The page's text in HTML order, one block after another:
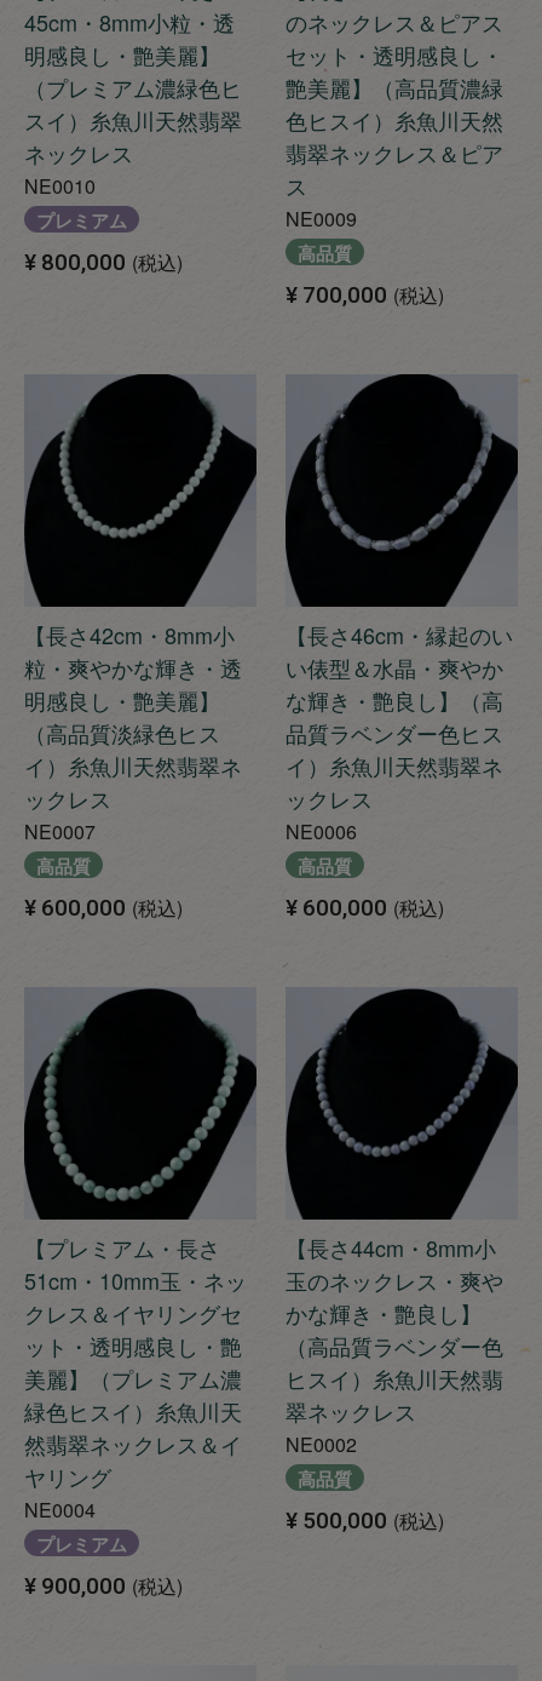
45cm・8mm小粒・透
明感良し・艶美麗】
（プレミアム濃緑色ヒ
スイ）糸魚川天然翡翠
ネックレス
NE0010
プレミアム
¥ 800,000 税込
のネックレス＆ピアス
セット・透明感良し・
艶美麗】（高品質濃緑
色ヒスイ）糸魚川天然
翡翠ネックレス＆ピア
ス
NE0009
高品質
¥ 700,000 税込
【長さ42cm・8mm小
粒・爽やかな輝き・透
明感良し・艶美麗】
（高品質淡緑色ヒス
イ）糸魚川天然翡翠ネ
ックレス
NE0007
高品質
¥ 600,000 税込
【長さ46cm・縁起のい
い俵型＆水晶・爽やか
な輝き・艶良し】（高
品質ラベンダー色ヒス
イ）糸魚川天然翡翠ネ
ックレス
NE0006
高品質
¥ 600,000 税込
【プレミアム・長さ
51cm・10mm玉・ネッ
クレス＆イヤリングセ
ット・透明感良し・艶
美麗】（プレミアム濃
緑色ヒスイ）糸魚川天
然翡翠ネックレス＆イ
ヤリング
NE0004
プレミアム
¥ 900,000 税込
【長さ44cm・8mm小
玉のネックレス・爽や
かな輝き・艶良し】
（高品質ラベンダー色
ヒスイ）糸魚川天然翡
翠ネックレス
NE0002
高品質
¥ 500,000 税込